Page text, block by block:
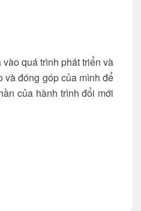
quá trình phát triển và
và đóng góp của mình để
của hành trình đổi mới